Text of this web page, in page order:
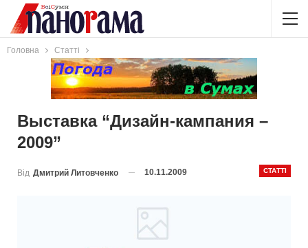
Головна Статті
Выставка “Дизайн-кампания –
2009”
СТАТТІ
Від Дмитрий Литовченко 10.11.2009